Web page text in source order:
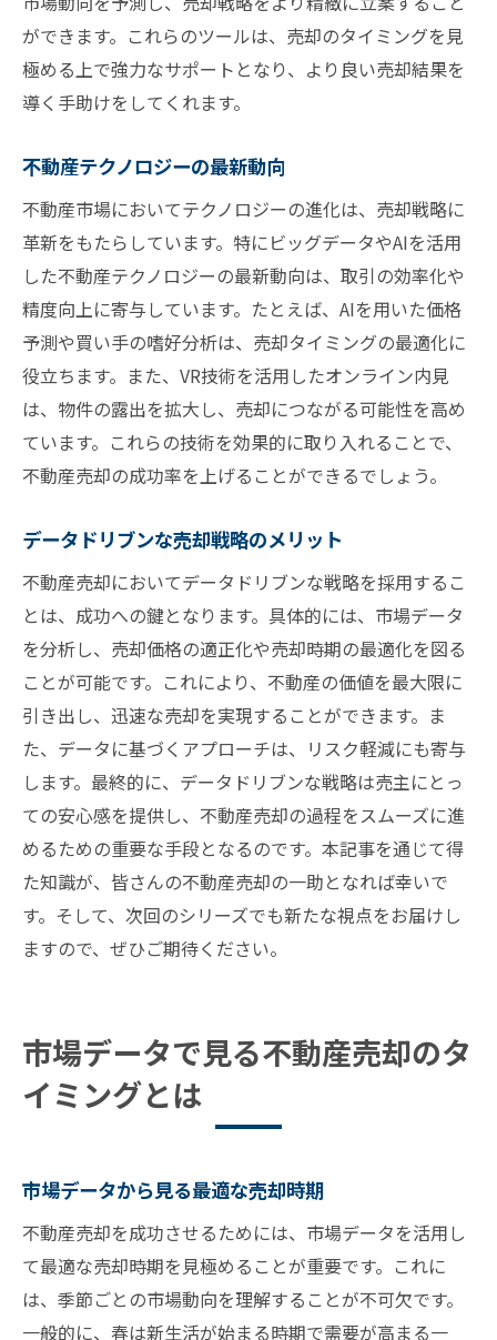
データドリブンな意思決定の重要性
ができます。これらのツールは、売却のタイミングを見
極める上で強力なサポートとなり、より良い売却結果を
導く手助けをしてくれます。
不動産テクノロジーの最新動向
不動産市場においてテクノロジーの進化は、売却戦略に
革新をもたらしています。特にビッグデータやAIを活用
した不動産テクノロジーの最新動向は、取引の効率化や
精度向上に寄与しています。たとえば、AIを用いた価格
予測や買い手の嗜好分析は、売却タイミングの最適化に
役立ちます。また、VR技術を活用したオンライン内見
は、物件の露出を拡大し、売却につながる可能性を高め
ています。これらの技術を効果的に取り入れることで、
不動産売却の成功率を上げることができるでしょう。
データドリブンな売却戦略のメリット
不動産売却においてデータドリブンな戦略を採用するこ
とは、成功への鍵となります。具体的には、市場データ
を分析し、売却価格の適正化や売却時期の最適化を図る
ことが可能です。これにより、不動産の価値を最大限に
引き出し、迅速な売却を実現することができます。ま
た、データに基づくアプローチは、リスク軽減にも寄与
します。最終的に、データドリブンな戦略は売主にとっ
ての安心感を提供し、不動産売却の過程をスムーズに進
めるための重要な手段となるのです。本記事を通じて得
た知識が、皆さんの不動産売却の一助となれば幸いで
す。そして、次回のシリーズでも新たな視点をお届けし
ますので、ぜひご期待ください。
市場データで見る不動産売却のタ
イミングとは
市場データから見る最適な売却時期
不動産売却を成功させるためには、市場データを活用し
て最適な売却時期を見極めることが重要です。これに
は、季節ごとの市場動向を理解することが不可欠です。
一般的に、春は新生活が始まる時期で需要が高まる一